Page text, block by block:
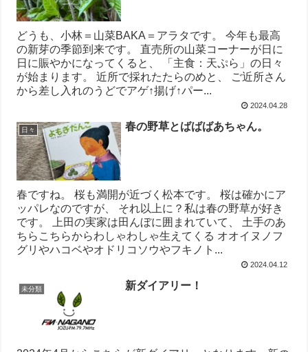
どうも、小林＝山菜BAKA＝アラタです。 今年も最高
の新芽の季節到来です。 直売所の山菜コーナーが日に
日に賑やかになってくると、 「主食：天ぷら」の日々
が始まります。 近所で採れたたらのめと、 ご近所さん
から差し入れのうどでアゲ↑揚げ↑パー...
2024.04.28
日々 春の野草とばばばあちゃん。
春ですね。 桜も満開が近づく松本です。 桜は確かにア
ッパレなのですが、 それ以上に？私は春の野草が好き
です。 上田の実家は田んぼに囲まれていて、 土手のあ
ちらこちらからわしゃわしゃ生えてくる オオイヌノフ
グリやハコベやオドリコソウやフキノト...
2024.04.12
未分類 新ダイアリー！